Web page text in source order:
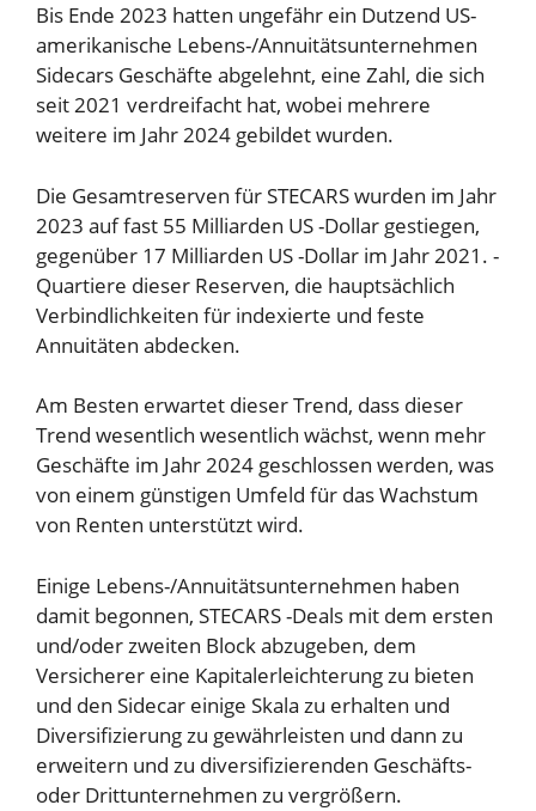
Bis Ende 2023 hatten ungefähr ein Dutzend US-
amerikanische Lebens-/Annuitätsunternehmen
Sidecars Geschäfte abgelehnt, eine Zahl, die sich
seit 2021 verdreifacht hat, wobei mehrere
weitere im Jahr 2024 gebildet wurden.
Die Gesamtreserven für STECARS wurden im Jahr
2023 auf fast 55 Milliarden US -Dollar gestiegen,
gegenüber 17 Milliarden US -Dollar im Jahr 2021. -
Quartiere dieser Reserven, die hauptsächlich
Verbindlichkeiten für indexierte und feste
Annuitäten abdecken.
Am Besten erwartet dieser Trend, dass dieser
Trend wesentlich wesentlich wächst, wenn mehr
Geschäfte im Jahr 2024 geschlossen werden, was
von einem günstigen Umfeld für das Wachstum
von Renten unterstützt wird.
Einige Lebens-/Annuitätsunternehmen haben
damit begonnen, STECARS -Deals mit dem ersten
und/oder zweiten Block abzugeben, dem
Versicherer eine Kapitalerleichterung zu bieten
und den Sidecar einige Skala zu erhalten und
Diversifizierung zu gewährleisten und dann zu
erweitern und zu diversifizierenden Geschäfts-
oder Drittunternehmen zu vergrößern.